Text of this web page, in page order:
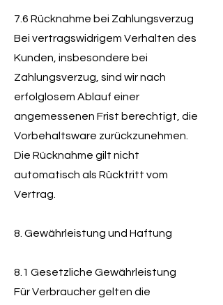
7.6 Rücknahme bei Zahlungsverzug
Bei vertragswidrigem Verhalten des
Kunden, insbesondere bei
Zahlungsverzug, sind wir nach
erfolglosem Ablauf einer
angemessenen Frist berechtigt, die
Vorbehaltsware zurückzunehmen.
Die Rücknahme gilt nicht
automatisch als Rücktritt vom
Vertrag.
8. Gewährleistung und Haftung
8.1 Gesetzliche Gewährleistung
Für Verbraucher gelten die